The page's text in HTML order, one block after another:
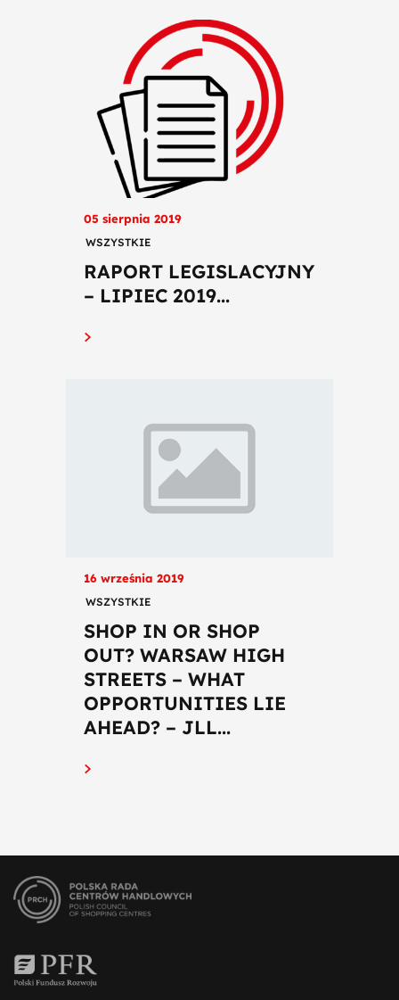
05 sierpnia 2019
WSZYSTKIE
RAPORT LEGISLACYJNY
– LIPIEC 2019...
16 września 2019
WSZYSTKIE
SHOP IN OR SHOP
OUT? WARSAW HIGH
STREETS – WHAT
OPPORTUNITIES LIE
AHEAD? – JLL...